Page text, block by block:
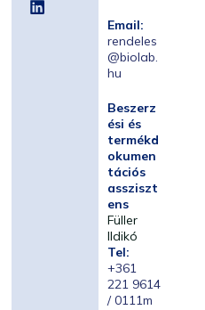
Email:
rendeles
@biolab.
hu
Beszerz
ési és
termékd
okumen
tációs
assziszt
ens
Füller
Ildikó
Tel:
+361
221 9614
/ 0111m